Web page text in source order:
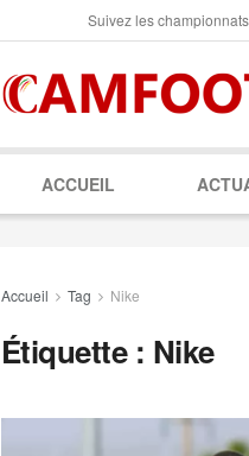
Suivez les
ACCUEIL
Accueil Tag Nike
Étiquette : Nike